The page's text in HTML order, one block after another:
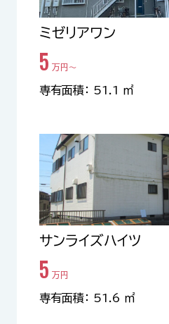
ミゼリアワン
5 万円〜
専有面積： 51.1 ㎡
サンライズハイツ
5 万円
専有面積： 51.6 ㎡